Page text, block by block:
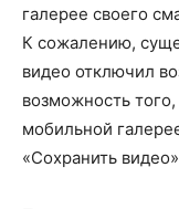
галерее своего
К сожалению,
видео отключил
возможность
мобильной
«Сохранить